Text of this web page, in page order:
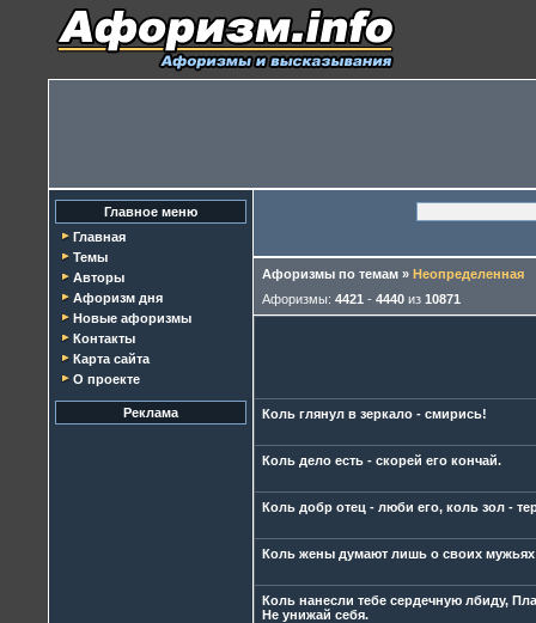
Главное меню
Главная
Темы
Авторы
Афоризм дня
Новые афоризмы
Контакты
Карта сайта
О проекте
Реклама
Афоризмы по темам » Неопределенная
Афоризмы: 4421 - 4440 из 10871
Коль глянул в зеркало - смирись!
Коль дело есть - скорей его кончай.
Коль добр отец - люби его, коль зол -
Коль жены думают лишь о своих
Коль нанесли тебе сердечную лбиду,
Не унижай себя.